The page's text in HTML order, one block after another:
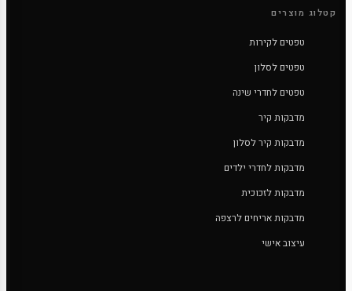
קטלוג מוצרים
טפטים לקירות
טפטים לסלון
טפטים לחדרי שינה
מדבקות קיר
מדבקות קיר לסלון
מדבקות לחדרי ילדים
מדבקות לזכוכית
מדבקות אריחים לרצפה
עיצוב אישי